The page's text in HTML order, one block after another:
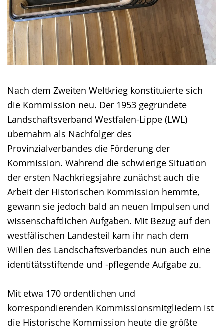
Nach dem Zweiten Weltkrieg konstituierte sich
die Kommission neu. Der 1953 gegründete
Landschaftsverband Westfalen-Lippe (LWL)
übernahm als Nachfolger des
Provinzialverbandes die Förderung der
Kommission. Während die schwierige Situation
der ersten Nachkriegsjahre zunächst auch die
Arbeit der Historischen Kommission hemmte,
gewann sie jedoch bald an neuen Impulsen und
wissenschaftlichen Aufgaben. Mit Bezug auf den
westfälischen Landesteil kam ihr nach dem
Willen des Landschaftsverbandes nun auch eine
identitätsstiftende und -pflegende Aufgabe zu.
Mit etwa 170 ordentlichen und
korrespondierenden Kommissionsmitgliedern ist
die Historische Kommission heute die größte